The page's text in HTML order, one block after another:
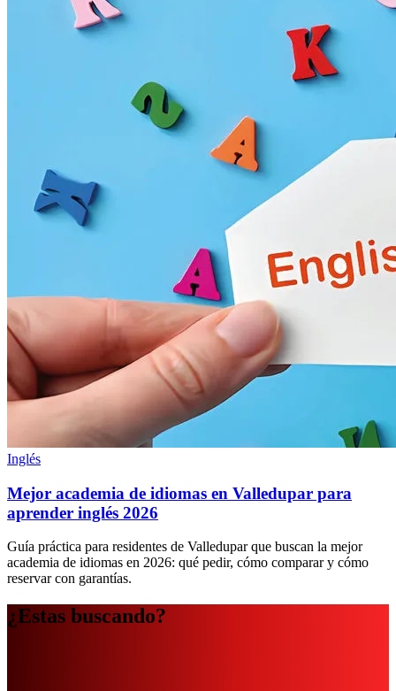
Inglés
Mejor academia de idiomas en Valledupar para
aprender inglés 2026
Guía práctica para residentes de Valledupar que buscan la mejor
academia de idiomas en 2026: qué pedir, cómo comparar y cómo
reservar con garantías.
¿Estas buscando?